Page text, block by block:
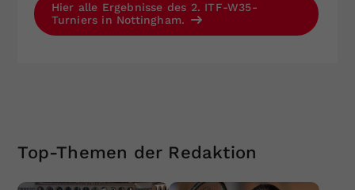
Hier alle Ergebnisse des 2. ITF-W35-
Turniers in Nottingham.
Top-Themen der Redaktion